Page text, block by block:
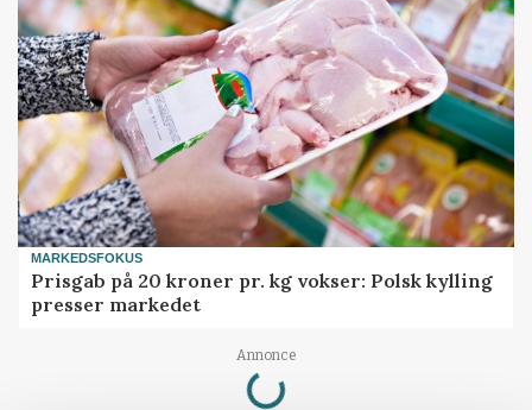
MARKEDSFOKUS
Prisgab på 20 kroner pr. kg vokser: Polsk kylling
presser markedet
Annonce
Loading...